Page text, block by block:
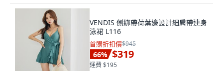
VENDIS 側綁帶荷葉邊設計細肩帶連身
泳裙 L116
首購折扣價$945
66% $319
運費 $195